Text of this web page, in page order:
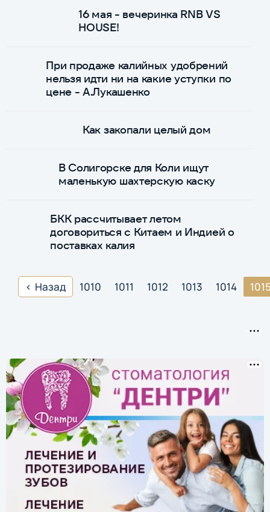
16 мая - вечеринка RNB VS
HOUSE!
При продаже калийных удобрений
нельзя идти ни на какие уступки по
цене - А.Лукашенко
Как закопали целый дом
В Солигорске для Коли ищут
маленькую шахтерскую каску
БКК рассчитывает летом
договориться с Китаем и Индией о
поставках калия
Назад 1010 1011 1012 1013 1014